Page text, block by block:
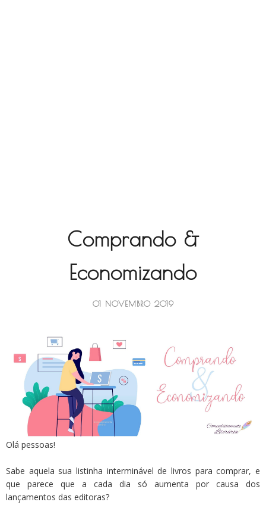
Comprando &
Economizando
01 NOVEMBRO 2019
Olá pessoas!
Sabe aquela sua listinha interminável de livros para comprar, e
que parece que a cada dia só aumenta por causa dos
lançamentos das editoras?